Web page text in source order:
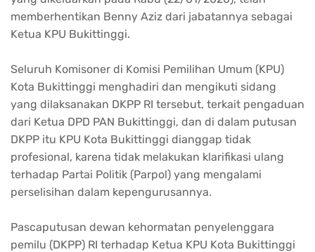
memberhentikan Benny Aziz dari jabatannya sebagai
Ketua KPU Bukittinggi.
Seluruh Komisoner di Komisi Pemilihan Umum (KPU)
Kota Bukittinggi menghadiri dan mengikuti sidang
yang dilaksanakan DKPP RI tersebut, terkait pengaduan
dari Ketua DPD PAN Bukittinggi, dan di dalam putusan
DKPP itu KPU Kota Bukittinggi dianggap tidak
profesional, karena tidak melakukan klarifikasi ulang
terhadap Partai Politik (Parpol) yang mengalami
perselisihan dalam kepengurusannya.
Pascaputusan dewan kehormatan penyelenggara
pemilu (DKPP) RI terhadap Ketua KPU Kota Bukittinggi